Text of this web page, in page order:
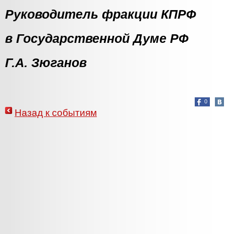
Руководитель фракции КПРФ
в Государственной
Г.А. Зюганов
0
Назад к событиям